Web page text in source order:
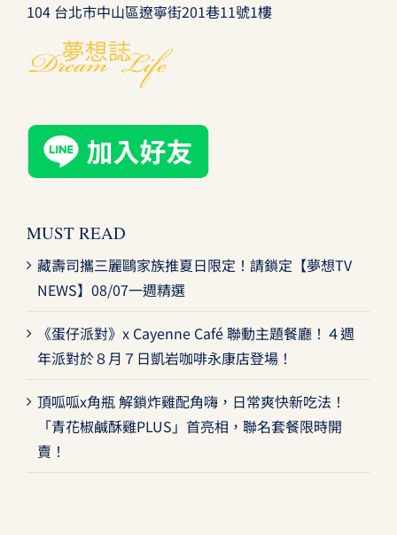
104 台北市中山區遼寧街201巷11號1樓
MUST READ
藏壽司攜三麗鷗家族推夏日限定！請鎖定【夢想TV
NEWS】08/07一週精選
《蛋仔派對》x Cayenne Café 聯動主題餐廳！４週
年派對於８月７日凱岩咖啡永康店登場！
頂呱呱x角瓶 解鎖炸雞配角嗨，日常爽快新吃法！
「青花椒鹹酥雞PLUS」首亮相，聯名套餐限時開
賣！